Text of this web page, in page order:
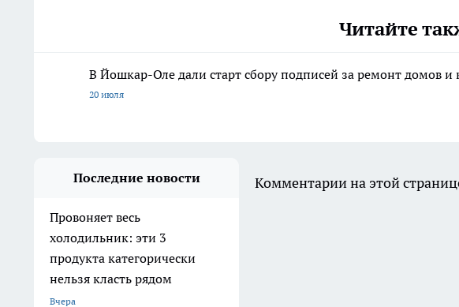
Читайте
В Йошкар-Оле дали старт сбору подписей за ремонт домов
20 июля
Последние новости
Провоняет весь
холодильник: эти 3
продукта категорически
нельзя класть рядом
Вчера
Комментарии на этой